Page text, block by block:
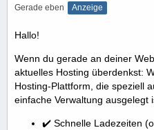
Gerade eben Anzeige
Hallo!
Wenn du gerade an deiner
aktuelles Hosting überdenkst:
Hosting-Plattform, die speziell
einfache Verwaltung ausgelegt
✔️ Schnelle Ladezeiten